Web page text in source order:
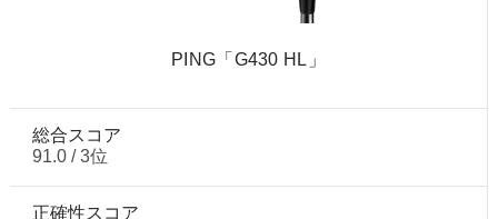
PING「G430 HL」
総合スコア
91.0 / 3位
正確性スコア